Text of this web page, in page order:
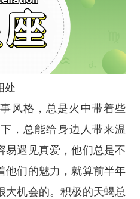
处
风格，总是火中带着些
，总能给身边人带来温
易遇见真爱，他们总是不
他们的魅力，就算前半年
大机会的。积极的天蝎总